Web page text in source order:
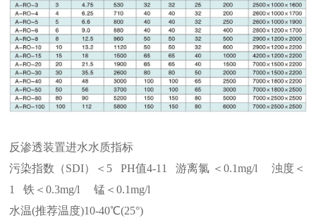
反渗透装置进水水质指标
污染指数（SDI）＜5 PH值4-11 游离氯 ＜0.1mg/l 浊度＜
1 铁＜0.3mg/l 锰＜0.1mg/l
水温(推荐温度)10-40℃(25°)